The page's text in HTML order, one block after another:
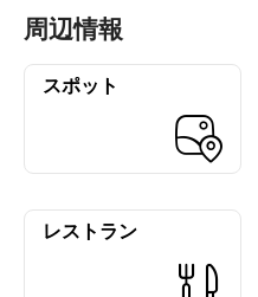
周辺情報
スポット
レストラン